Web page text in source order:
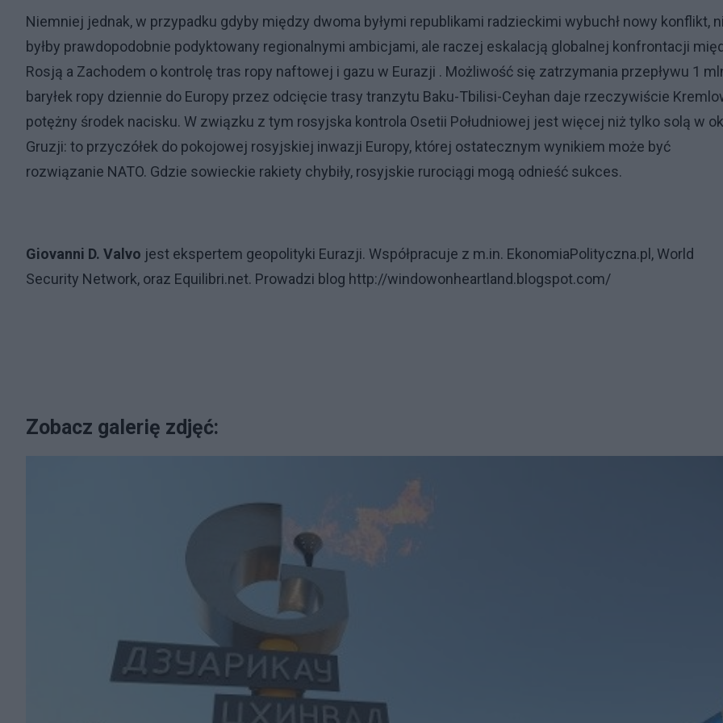
Niemniej jednak, w przypadku gdyby między dwoma byłymi republikami radzieckimi wybuchł nowy konflikt,
byłby prawdopodobnie podyktowany regionalnymi ambicjami, ale raczej eskalacją globalnej konfrontacji
Rosją a Zachodem o kontrolę tras ropy naftowej i gazu w Eurazji . Możliwość się zatrzymania przepływu 1
baryłek ropy dziennie do Europy przez odcięcie trasy tranzytu Baku-Tbilisi-Ceyhan daje rzeczywiście
potężny środek nacisku. W związku z tym rosyjska kontrola Osetii Południowej jest więcej niż tylko solą w
Gruzji: to przyczółek do pokojowej rosyjskiej inwazji Europy, której ostatecznym wynikiem może być
rozwiązanie NATO. Gdzie sowieckie rakiety chybiły, rosyjskie rurociągi mogą odnieść sukces.
Giovanni D. Valvo jest ekspertem geopolityki Eurazji. Współpracuje z m.in. EkonomiaPolityczna.pl, World
Security Network, oraz Equilibri.net. Prowadzi blog http://windowonheartland.blogspot.com/
Zobacz galerię zdjęć: